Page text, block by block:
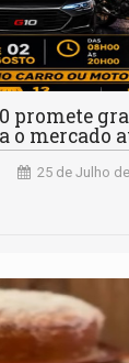
promete
o mercado
25 de Julho